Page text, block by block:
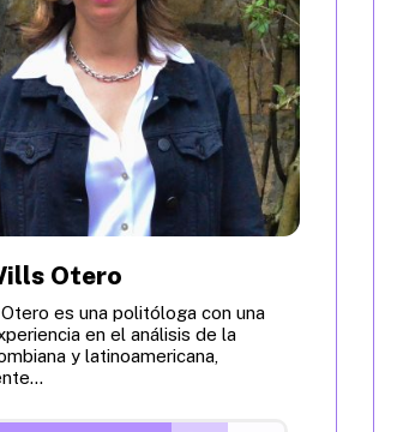
Otero
es una politóloga con una
en el análisis de la
y latinoamericana,